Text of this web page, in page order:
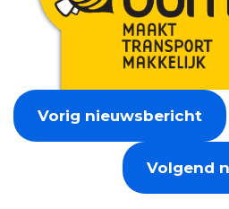
Vorig nieuwsbericht
Volgend